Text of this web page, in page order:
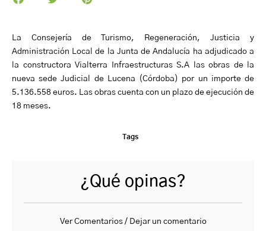
La Consejería de Turismo, Regeneración, Justicia y
Administración Local de la Junta de Andalucía ha adjudicado a
la constructora Vialterra Infraestructuras S.A las obras de la
nueva sede Judicial de Lucena (Córdoba) por un importe de
5.136.558 euros. Las obras cuenta con un plazo de ejecución de
18 meses.
Tags
¿Qué opinas?
Ver Comentarios / Dejar un comentario